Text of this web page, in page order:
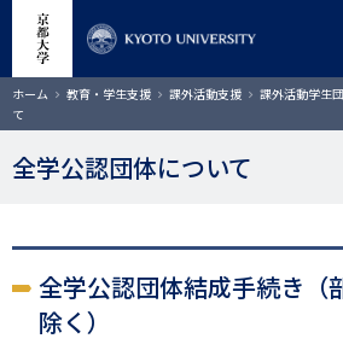
コ
ン
テ
ツ
動
サイト内検索
ホーム 教育・学生支援 課外活動支援 課外活動学生
て
全学公認団体について
全学公認団体結成手続き（
除く）